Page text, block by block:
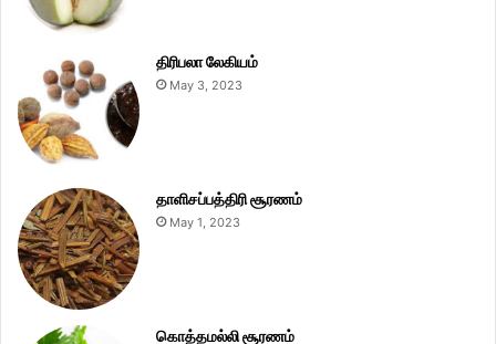
திரிபலா லேகியம்
May 3, 2023
தாளிசப்பத்திரி சூரணம்
May 1, 2023
கொத்தமல்லி சூரணம்